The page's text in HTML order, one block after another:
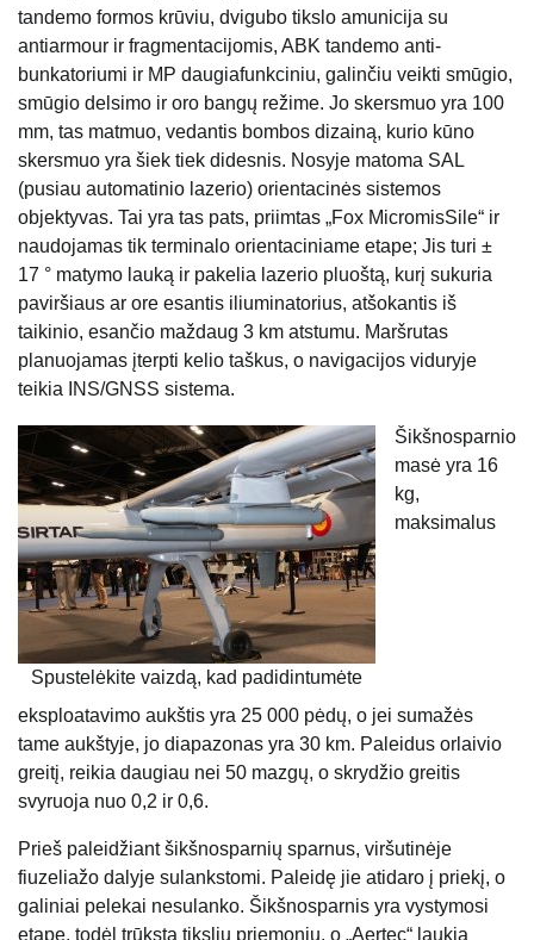
tandemo formos krūviu, dvigubo tikslo amunicija su
antiarmour ir fragmentacijomis, ABK tandemo anti-
bunkatoriumi ir MP daugiafunkciniu, galinčiu veikti smūgio,
smūgio delsimo ir oro bangų režime. Jo skersmuo yra 100
mm, tas matmuo, vedantis bombos dizainą, kurio kūno
skersmuo yra šiek tiek didesnis. Nosyje matoma SAL
(pusiau automatinio lazerio) orientacinės sistemos
objektyvas. Tai yra tas pats, priimtas „Fox MicromisSile“ ir
naudojamas tik terminalo orientaciniame etape; Jis turi ±
17 ° matymo lauką ir pakelia lazerio pluoštą, kurį sukuria
paviršiaus ar ore esantis iliuminatorius, atšokantis iš
taikinio, esančio maždaug 3 km atstumu. Maršrutas
planuojamas įterpti kelio taškus, o navigacijos viduryje
teikia INS/GNSS sistema.
Spustelėkite vaizdą, kad padidintumėte
Šikšnosparnio
masė yra 16
kg,
maksimalus
eksploatavimo aukštis yra 25 000 pėdų, o jei sumažės
tame aukštyje, jo diapazonas yra 30 km. Paleidus orlaivio
greitį, reikia daugiau nei 50 mazgų, o skrydžio greitis
svyruoja nuo 0,2 ir 0,6.
Prieš paleidžiant šikšnosparnių sparnus, viršutinėje
fiuzeliažo dalyje sulankstomi. Paleidę jie atidaro į priekį, o
galiniai pelekai nesulanko. Šikšnosparnis yra vystymosi
etape, todėl trūksta tikslių priemonių, o „Aertec“ laukia